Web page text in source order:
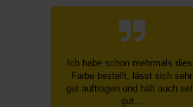
Schnelle, unkomplizierte
Bestellung über die Homepage,
schnelle Lieferung, gute
Sendungsverfolgung ...